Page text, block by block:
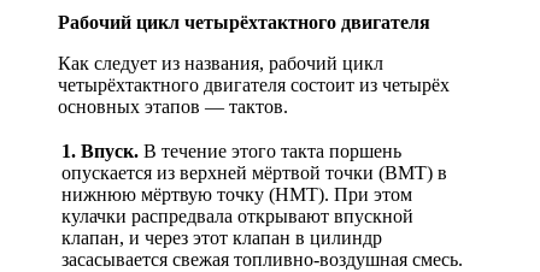
Рабочий цикл четырёхтактного двигателя
Как следует из названия, рабочий цикл
четырёхтактного двигателя состоит из четырёх
основных этапов — тактов.
1. Впуск. В течение этого такта поршень
опускается из верхней мёртвой точки (ВМТ) в
нижнюю мёртвую точку (НМТ). При этом
кулачки распредвала открывают впускной
клапан, и через этот клапан в цилиндр
засасывается свежая топливно-воздушная смесь.